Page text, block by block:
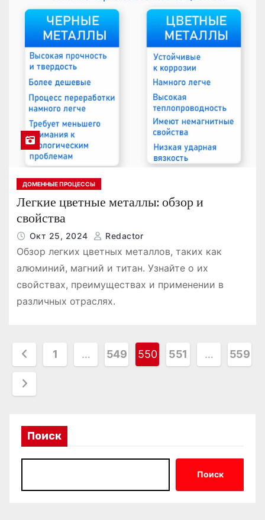
ДОМЕННЫЕ ПРОЦЕССЫ
Легкие цветные металлы: обзор и
свойства
Окт 25, 2024 Redactor
Обзор легких цветных металлов, таких как
алюминий, магний и титан. Узнайте о их
свойствах, преимуществах и применении в
различных отраслях.
П
г
1 … 549 550 551 … 559
Поиск
Поиск